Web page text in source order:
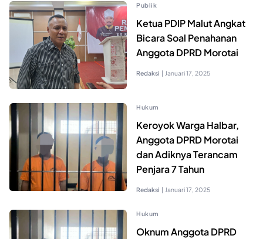
Publik
Ketua PDIP Malut Angkat
Bicara Soal Penahanan
Anggota DPRD Morotai
Redaksi | Januari 17, 2025
Hukum
Keroyok Warga Halbar,
Anggota DPRD Morotai
dan Adiknya Terancam
Penjara 7 Tahun
Redaksi | Januari 17, 2025
Hukum
Oknum Anggota DPRD